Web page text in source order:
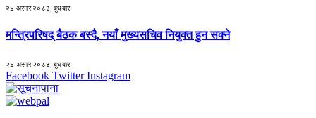
२४ असार २०८३, बुधबार
मन्त्रिपरिषद् बैठक बस्दै, नयाँ मुख्यसचिव नियुक्त हुन सक्ने
२४ असार २०८३, बुधबार
Facebook Twitter Instagram